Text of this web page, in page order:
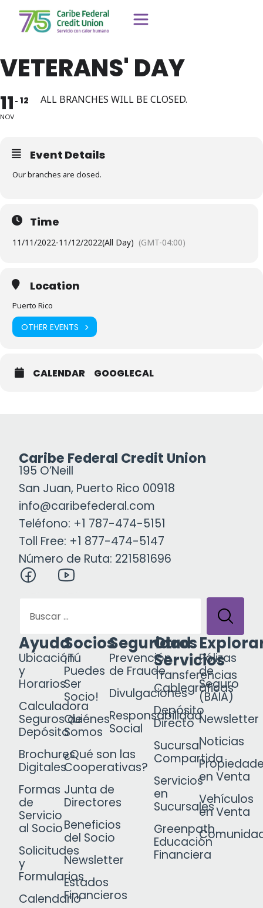
VETERANS' DAY
11
NOV
12 ALL BRANCHES WILL BE CLOSED.
Event Details
Our branches are closed.
Time
11/11/2022-11/12/2022(All Day) (GMT-04:00)
Location
Puerto Rico
OTHER EVENTS
CALENDAR GOOGLECAL
Caribe Federal Credit Union
195 O’Neill
San Juan, Puerto Rico 00918
info@caribefederal.com
Teléfono: +1 787-474-5151
Toll Free: +1 877-474-5147
Número de Ruta: 221581696
Ayuda
Ubicación
y
Horarios
Calculadora
Seguros de
Depósito
Brochures
Digitales
Formas
de
Servicio
al Socio
Solicitudes
y
Formularios
Calendario
Socios
¡Tú
Puedes
Ser
Socio!
Quiénes
Somos
¿Qué son las
Cooperativas?
Junta de
Directores
Beneficios
del Socio
Newsletter
Estados
Financieros
Seguridad
Prevención
de Fraude
Divulgaciones
Responsabilidad
Social
Otros
Servicios
Transferencias
Cablegráficas
Depósito
Directo
Sucursal
Compartida
Servicios
en
Sucursales
Greenpath
Educación
Financiera
Pólizas
de
Seguro
(BAIA)
Newsletter
Noticias
en Venta
Vehículos
en Venta